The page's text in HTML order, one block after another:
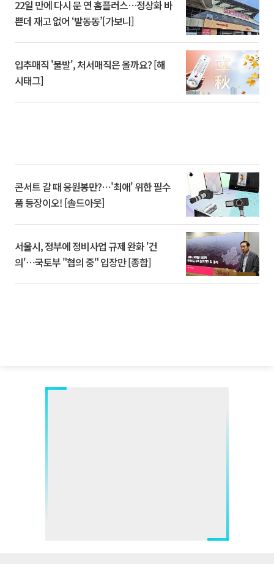
22일 만에 다시 문 연 홈플러스…정상화 바
쁜데 재고 없어 ‘발동동’[가보니]
입추매직 '불발', 처서매직은 올까요? [해
시태그]
콘서트 갈 때 응원봉만?⋯'최애' 위한 필수
품 등장이오! [솔드아웃]
서울시, 정부에 정비사업 규제 완화 '건
의'⋯국토부 "협의 중" 입장만 [종합]